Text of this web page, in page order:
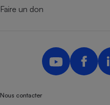
Faire un don
Nous contacter